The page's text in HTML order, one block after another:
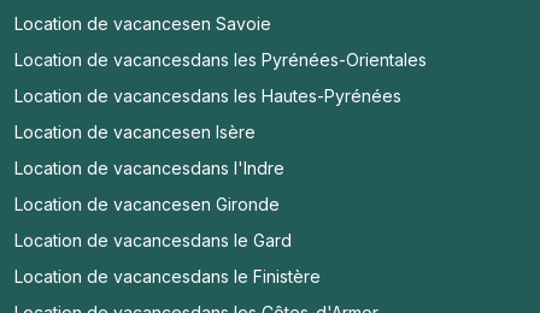
Location de vacancesen Savoie
Location de vacancesdans les Pyrénées-Orientales
Location de vacancesdans les Hautes-Pyrénées
Location de vacancesen Isère
Location de vacancesdans l'Indre
Location de vacancesen Gironde
Location de vacancesdans le Gard
Location de vacancesdans le Finistère